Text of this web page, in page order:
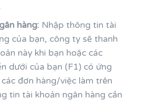
hàng: Nhập thông tin tài
của bạn, công ty sẽ thanh
này khi bạn hoặc các
dưới của bạn (F1) có ứng
đơn hàng/việc làm trên
tin tài khoản ngân hàng cần